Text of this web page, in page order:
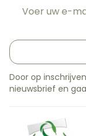
Door op
nieuwsbrief en